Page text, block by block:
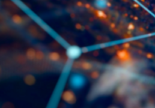
WEBINAR
Meet our team
COMPANY
About iNEEJI